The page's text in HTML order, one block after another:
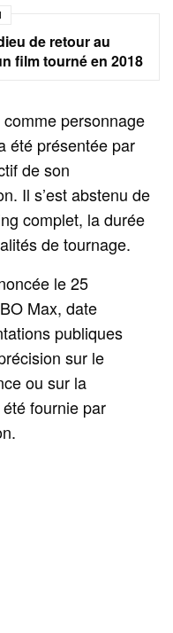
de retour au
film tourné en 2018
personnage
été présentée par
de son
Il s’est abstenu de
complet, la durée
de tournage.
le 25
Max, date
publiques
sur le
ou sur la
fournie par